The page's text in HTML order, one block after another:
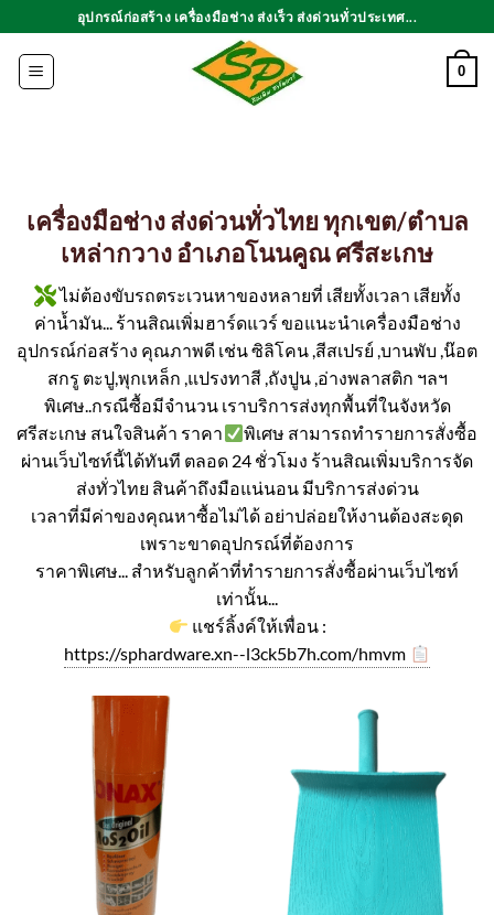
ไป
เนื้อหา
อุปกรณ์ก่อสร้าง เครื่องมือช่าง ส่งเร็ว ส่งด่วนทั่วประเทศ...
0
เครื่องมือช่าง ส่งด่วนทั่วไทย ทุกเขต/ตำบล
เหล่ากวาง อำเภอโนนคูณ ศรีสะเกษ
ไม่ต้องขับรถตระเวนหาของหลายที่ เสียทั้งเวลา เสียทั้ง
ค่าน้ำมัน... ร้านสิณเพิ่มฮาร์ดแวร์ ขอแนะนำเครื่องมือช่าง
อุปกรณ์ก่อสร้าง คุณภาพดี เช่น ซิลิโคน ,สีสเปรย์ ,บานพับ ,น๊อต
สกรู ตะปู,พุกเหล็ก ,แปรงทาสี ,ถังปูน ,อ่างพลาสติก ฯลฯ
พิเศษ..กรณีซื้อมีจำนวน เราบริการส่งทุกพื้นที่ในจังหวัด
ศรีสะเกษ สนใจสินค้า ราคา
พิเศษ สามารถทำรายการสั่งซื้อ
ผ่านเว็บไซท์นี้ได้ทันที ตลอด 24 ชั่วโมง ร้านสิณเพิ่มบริการจัด
ส่งทั่วไทย สินค้าถึงมือแน่นอน มีบริการส่งด่วน
เวลาที่มีค่าของคุณหาซื้อไม่ได้ อย่าปล่อยให้งานต้องสะดุด
เพราะขาดอุปกรณ์ที่ต้องการ
ราคาพิเศษ... สำหรับลูกค้าที่ทำรายการสั่งซื้อผ่านเว็บไซท์
เท่านั้น...
แชร์ลิ้งค์ให้เพื่อน :
https://sphardware.xn--l3ck5b7h.com/hmvm